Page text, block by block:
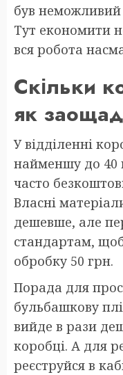
був
Тут економити
вся робота
Скільки
як
У відділенні
найменшу до 40
часто
Власні
дешевше, але
стандартам,
обробку 50 грн.
Порада для
бульбашкову
вийде в рази
коробці. А для
реєструйся в